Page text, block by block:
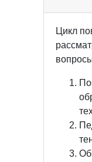
Цикл